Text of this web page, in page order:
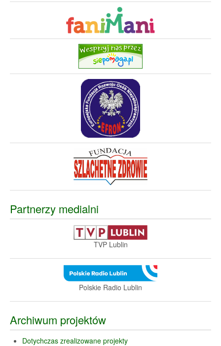
Partnerzy medialni
TVP Lublin
Polskie Radio Lublin
Archiwum projektów
Dotychczas zrealizowane projekty